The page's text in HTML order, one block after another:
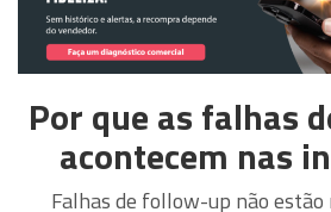
Por que as falhas
acontecem nas
Falhas de follow-up não